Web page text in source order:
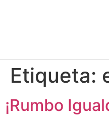
Etiqueta:
¡Rumbo